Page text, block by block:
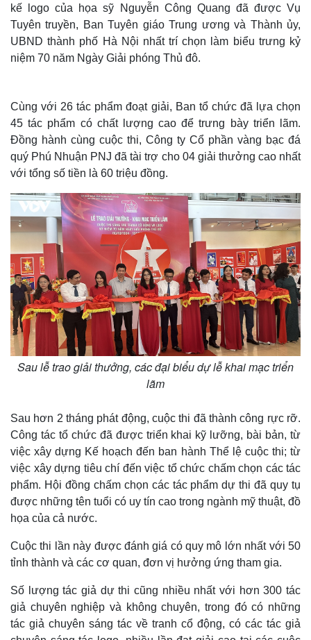
Thế giới
Quan sát
Cuộc sống đó đây
Multimedia
Video
Ảnh
kế logo của họa sỹ Nguyễn Công Quang đã được Vụ
Tuyên truyền, Ban Tuyên giáo Trung ương và Thành ủy,
UBND thành phố Hà Nội nhất trí chọn làm biểu trưng kỷ
niệm 70 năm Ngày Giải phóng Thủ đô.
Cùng với 26 tác phẩm đoạt giải, Ban tổ chức đã lựa chọn
45 tác phẩm có chất lượng cao để trưng bày triển lãm.
Đồng hành cùng cuộc thi, Công ty Cổ phần vàng bạc đá
quý Phú Nhuận PNJ đã tài trợ cho 04 giải thưởng cao nhất
với tổng số tiền là 60 triệu đồng.
Sau lễ trao giải thưởng, các đại biểu dự lễ khai mạc triển
lãm
Sau hơn 2 tháng phát động, cuộc thi đã thành công rực rỡ.
Công tác tổ chức đã được triển khai kỹ lưỡng, bài bản, từ
việc xây dựng Kế hoạch đến ban hành Thể lệ cuộc thi; từ
việc xây dựng tiêu chí đến việc tổ chức chấm chọn các tác
phẩm. Hội đồng chấm chọn các tác phẩm dự thi đã quy tụ
được những tên tuổi có uy tín cao trong ngành mỹ thuật, đồ
họa của cả nước.
Cuộc thi lần này được đánh giá có quy mô lớn nhất với 50
tỉnh thành và các cơ quan, đơn vị hưởng ứng tham gia.
Số lượng tác giả dự thi cũng nhiều nhất với hơn 300 tác
giả chuyên nghiệp và không chuyên, trong đó có những
tác giả chuyên sáng tác về tranh cổ động, có các tác giả